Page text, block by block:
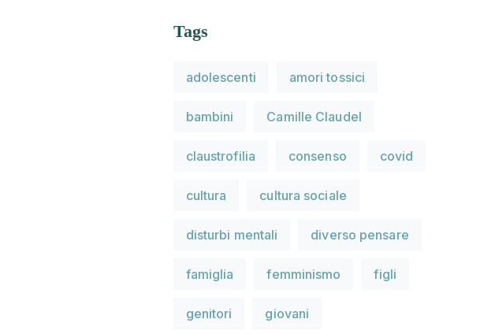
Tags
adolescenti amori tossici
bambini Camille Claudel
claustrofilia consenso covid
cultura cultura sociale
disturbi mentali diverso pensare
famiglia femminismo figli
genitori giovani